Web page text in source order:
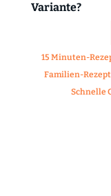
Variante?
15 Minuten-
Familien-
Schnelle